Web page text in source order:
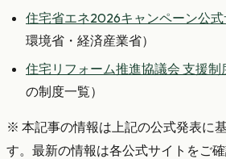
住宅省エネ2026キャンペーン公式
環境省・経済産業省）
住宅リフォーム推進協議会 支援制
の制度一覧）
※ 本記事の情報は上記の公式発表に
す。最新の情報は各公式サイトをご確